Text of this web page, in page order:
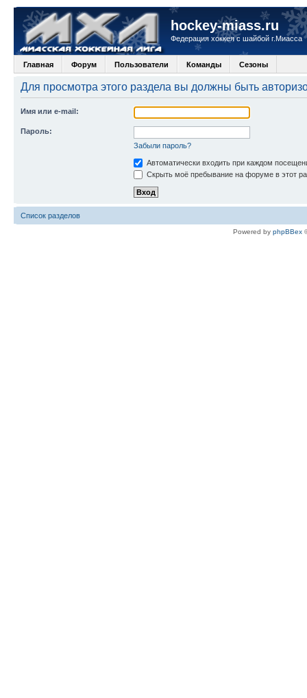
hockey-miass.ru
Федерация хоккея с шайбой г.Миасса
Главная Форум Пользователи Команды Сезоны
Для просмотра этого раздела вы должны быть
Имя или e-mail:
Пароль:
Забыли пароль?
Автоматически входить при каждом
Скрыть моё пребывание на форуме в этот
Список разделов
Powered by phpBBex